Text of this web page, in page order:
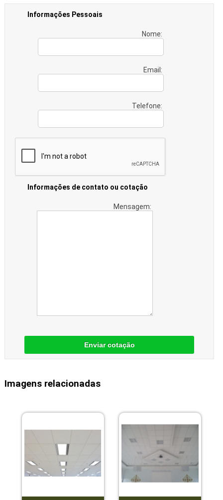
Informações Pessoais
Nome:
Email:
Telefone:
Informações de contato ou cotação
Mensagem:
Enviar cotação
Imagens relacionadas